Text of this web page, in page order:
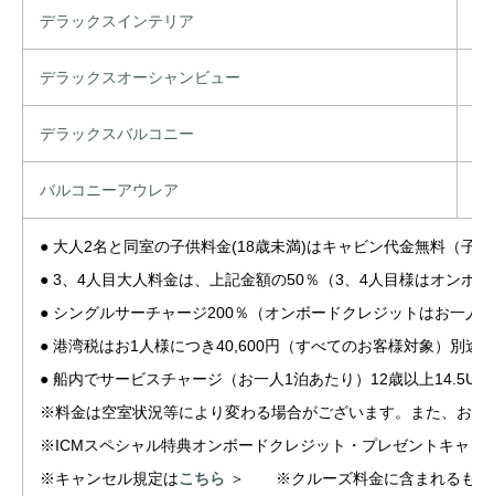
デラックスインテリア
デラックスオーシャンビュー
デラックスバルコニー
バルコニーアウレア
● 大人2名と同室の子供料金(18歳未満)はキャビン代金無料（子
● 3、4人目大人料金は、上記金額の50％（3、4人目様はオンボ
● シングルサーチャージ200％（オンボードクレジットはお一人
● 港湾税はお1人様につき40,600円（すべてのお客様対象）別途
● 船内でサービスチャージ（お一人1泊あたり）12歳以上
※料金は空室状況等により変わる場合がございます。また、お
※ICMスペシャル特典オンボードクレジット・プレゼントキャ
※キャンセル規定はこちら ＞ ※クルーズ料金に含まれるもの